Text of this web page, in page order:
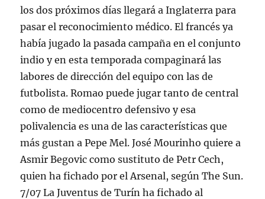
los dos próximos días llegará a Inglaterra para
pasar el reconocimiento médico. El francés ya
había jugado la pasada campaña en el conjunto
indio y en esta temporada compaginará las
labores de dirección del equipo con las de
futbolista. Romao puede jugar tanto de central
como de mediocentro defensivo y esa
polivalencia es una de las características que
más gustan a Pepe Mel. José Mourinho quiere a
Asmir Begovic como sustituto de Petr Cech,
quien ha fichado por el Arsenal, según The Sun.
7/07 La Juventus de Turín ha fichado al